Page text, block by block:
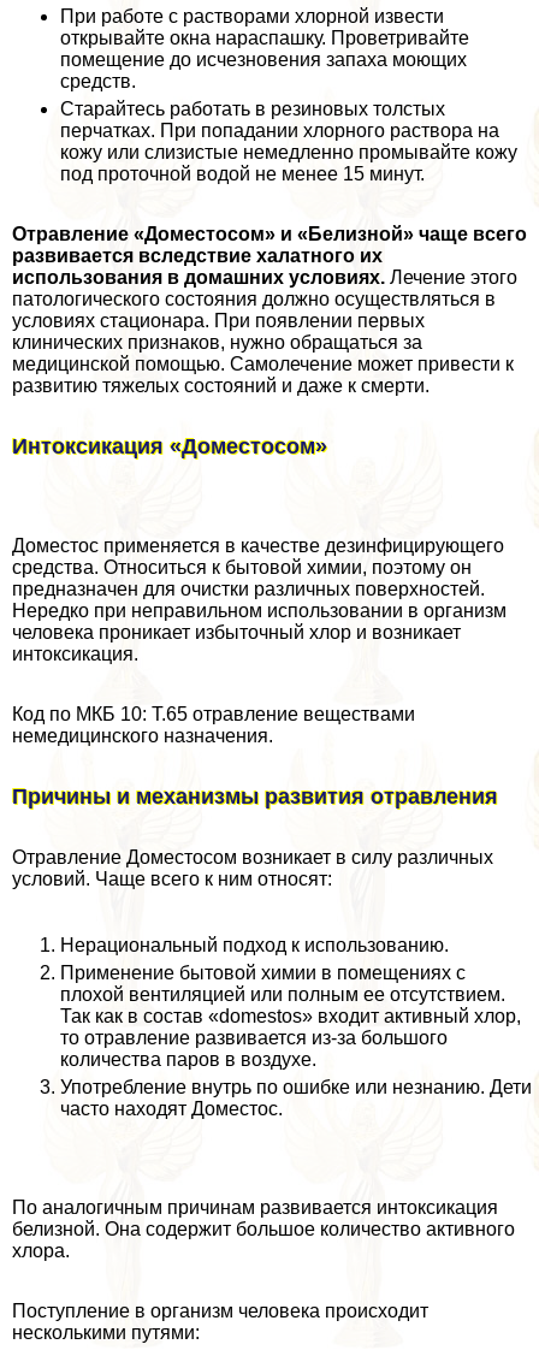
При работе с растворами хлорной извести
открывайте окна нараспашку. Проветривайте
помещение до исчезновения запаха моющих
средств.
Старайтесь работать в резиновых толстых
перчатках. При попадании хлорного раствора на
кожу или слизистые немедленно промывайте кожу
под проточной водой не менее 15 минут.
Отравление «Доместосом» и «Белизной» чаще всего
развивается вследствие халатного их
использования в домашних условиях. Лечение этого
патологического состояния должно осуществляться в
условиях стационара. При появлении первых
клинических признаков, нужно обращаться за
медицинской помощью. Самолечение может привести к
развитию тяжелых состояний и даже к cмepти.
Интоксикация «Доместосом»
Доместос применяется в качестве дезинфицирующего
средства. Относиться к бытовой химии, поэтому он
предназначен для очистки различных поверхностей.
Нередко при неправильном использовании в организм
человека проникает избыточный хлор и возникает
интоксикация.
Код по МКБ 10: Т.65 отравление веществами
немедицинского назначения.
Причины и механизмы развития отравления
Отравление Доместосом возникает в силу различных
условий. Чаще всего к ним относят:
Нерациональный подход к использованию.
Применение бытовой химии в помещениях с
плохой вентиляцией или полным ее отсутствием.
Так как в состав «domestos» входит активный хлор,
то отравление развивается из-за большого
количества паров в воздухе.
Употрeбление внутрь по ошибке или незнанию. Дети
часто находят Доместос.
По аналогичным причинам развивается интоксикация
белизной. Она содержит большое количество активного
хлора.
Поступление в организм человека происходит
несколькими путями: